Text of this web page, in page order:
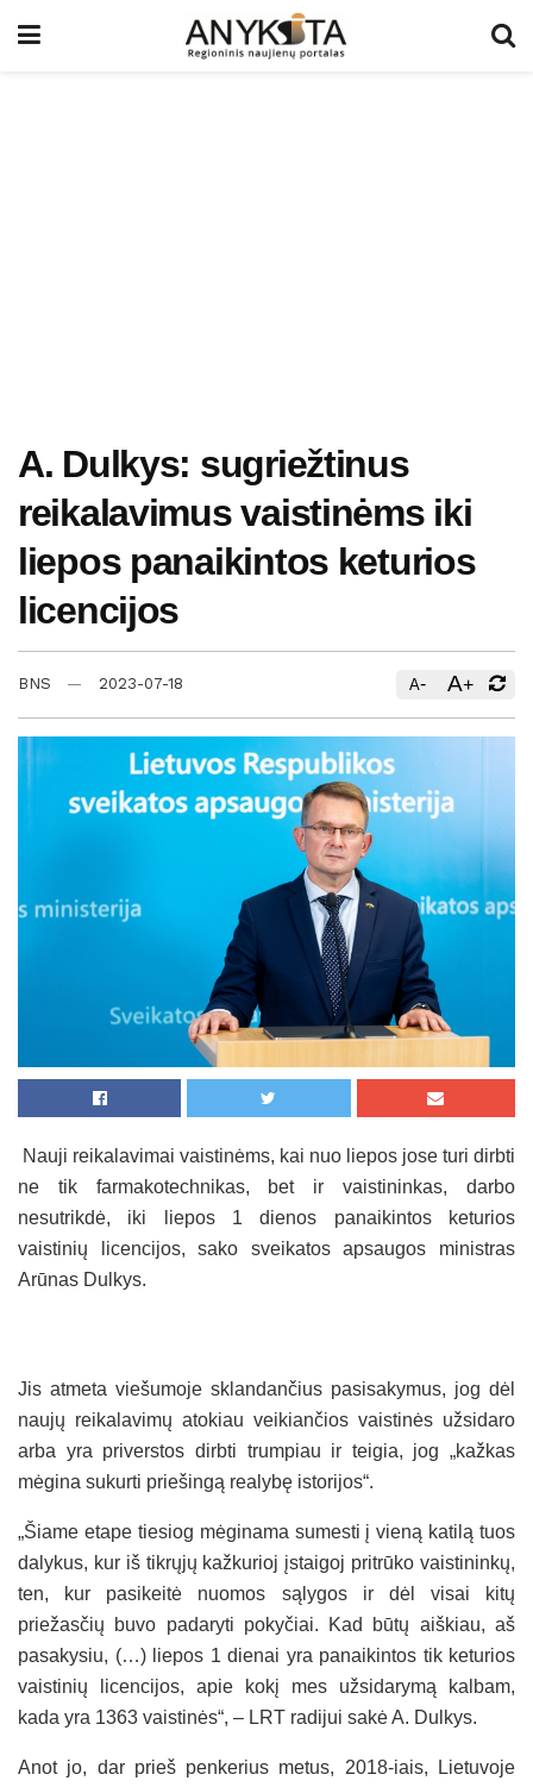
A. Dulkys: sugriežtinus
reikalavimus vaistinėms iki
liepos panaikintos keturios
licencijos
BNS 2023-07-18 A- A+
Nauji reikalavimai vaistinėms, kai nuo liepos jose turi dirbti
ne tik farmakotechnikas, bet ir vaistininkas, darbo
nesutrikdė, iki liepos 1 dienos panaikintos keturios
vaistinių licencijos, sako sveikatos apsaugos ministras
Arūnas Dulkys.
Jis atmeta viešumoje sklandančius pasisakymus, jog dėl
naujų reikalavimų atokiau veikiančios vaistinės užsidaro
arba yra priverstos dirbti trumpiau ir teigia, jog „kažkas
mėgina sukurti priešingą realybę istorijos“.
„Šiame etape tiesiog mėginama sumesti į vieną katilą tuos
dalykus, kur iš tikrųjų kažkurioj įstaigoj pritrūko vaistininkų,
ten, kur pasikeitė nuomos sąlygos ir dėl visai kitų
priežasčių buvo padaryti pokyčiai. Kad būtų aiškiau, aš
pasakysiu, (…) liepos 1 dienai yra panaikintos tik keturios
vaistinių licencijos, apie kokį mes užsidarymą kalbam,
kada yra 1363 vaistinės“, – LRT radijui sakė A. Dulkys.
Anot jo, dar prieš penkerius metus, 2018-iais, Lietuvoje